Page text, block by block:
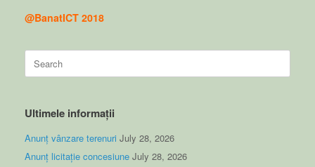
@BanatICT 2018
for:
Ultimele informații
Anunț vânzare terenuri July 28, 2026
Anunț licitație concesiune July 28, 2026